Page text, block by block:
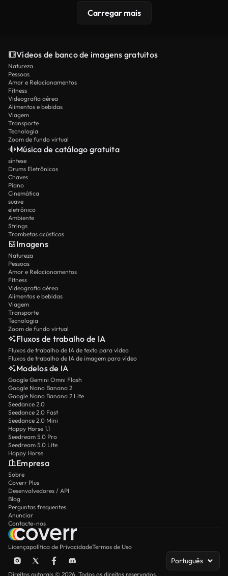
Carregar mais
Vídeos de banco de imagens gratuitos
Natureza
Pessoas
Amor e Relacionamentos
Fitness
Videografia aérea
Alimentos e bebidas
Viagem
Transporte
Tecnologia
Zoom de fundo virtual
Música de catálogo gratuita
síntese
Drums Eletrônicos
Chaves
Piano
Cinemática
suave
eletrônico
Ambiente
Strings
Trombetas acústicas
Imagens
Natureza
Pessoas
Amor e Relacionamentos
Fitness
Videografia aérea
Alimentos e bebidas
Viagem
Transporte
Tecnologia
Zoom de fundo virtual
Fluxos de trabalho de IA
Fluxos de trabalho de IA de texto para vídeo
Fluxos de trabalho de IA de imagem para vídeo
Modelos de IA
Google Gemini Omni Flash
Google Nano Banana 2
Google Nano Banana 2 Lite
Seedance 2.0
Seedance 2.0 Fast
Seedance 2.0 Mini
Happy Horse 1.1
Seedream 5.0 Pro
Seedream 5.0 Lite
Happy Horse
Empresa
Sobre
Coverr Plus
Desenvolvedores / API
Blog
Perguntas frequentes
Anunciar
Contacte-nos
Licençapolítica de PrivacidadeTermos de Uso
Português
Direitos autorais © 2026. Todos os direitos reservados.